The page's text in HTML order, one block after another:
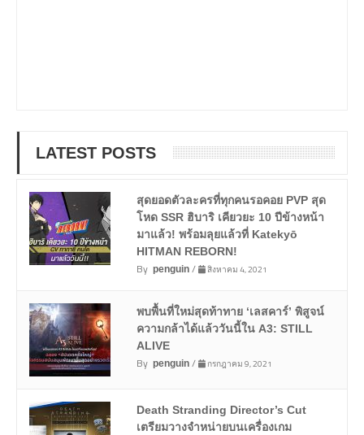
LATEST POSTS
สุดยอดตัวละครที่ทุกคนรอคอย PVP สุด
โหด SSR ฮิบาริ เคียวยะ 10 ปีข้างหน้า
มาแล้ว! พร้อมลุยแล้วที่ Katekyō
HITMAN REBORN!
By penguin/ สิงหาคม 4, 2021
พบพื้นที่ใหม่สุดท้าทาย ‘เลสคาร์’ พิสูจน์
ความกล้าได้แล้ววันนี้ใน A3: STILL
ALIVE
By penguin/ กรกฎาคม 9, 2021
Death Stranding Director’s Cut
เตรียมวางจำหน่ายบนเครื่องเกม